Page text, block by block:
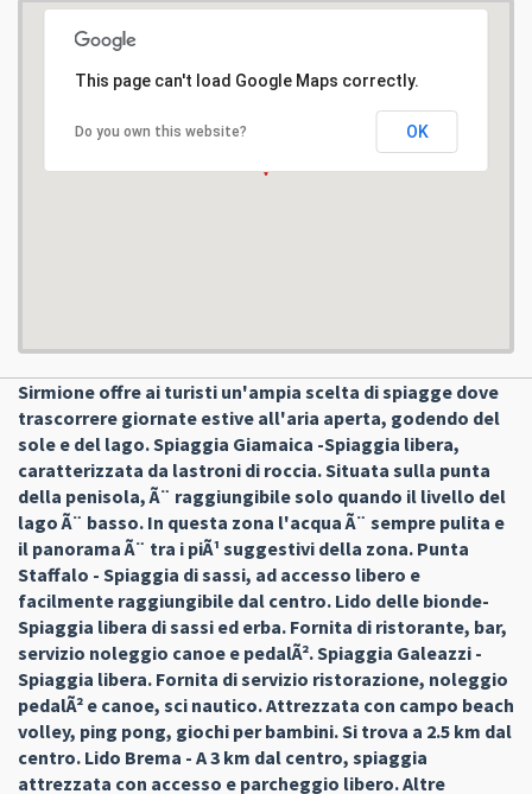
This page can't load Google Maps correctly.
Do you own this website? OK
Sirmione offre ai turisti un'ampia scelta di spiagge dove
trascorrere giornate estive all'aria aperta, godendo del
sole e del lago. Spiaggia Giamaica -Spiaggia libera,
caratterizzata da lastroni di roccia. Situata sulla punta
della penisola, Ã¨ raggiungibile solo quando il livello del
lago Ã¨ basso. In questa zona l'acqua Ã¨ sempre pulita e
il panorama Ã¨ tra i piÃ¹ suggestivi della zona. Punta
Staffalo - Spiaggia di sassi, ad accesso libero e
facilmente raggiungibile dal centro. Lido delle bionde-
Spiaggia libera di sassi ed erba. Fornita di ristorante, bar,
servizio noleggio canoe e pedalÃ². Spiaggia Galeazzi -
Spiaggia libera. Fornita di servizio ristorazione, noleggio
pedalÃ² e canoe, sci nautico. Attrezzata con campo beach
volley, ping pong, giochi per bambini. Si trova a 2.5 km dal
centro. Lido Brema - A 3 km dal centro, spiaggia
attrezzata con accesso e parcheggio libero. Altre